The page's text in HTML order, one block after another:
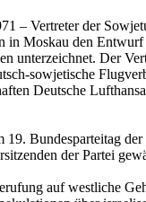
– Vertreter der
in Moskau den
unterzeichnet. Der
sowjetische
Deutsche
19. Bundesparteitag
der Partei
auf westliche